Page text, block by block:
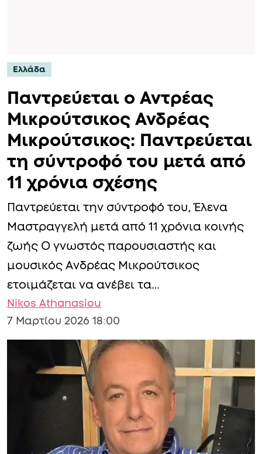
Ελλάδα
Παντρεύεται ο Αντρέας
Μικρούτσικος Ανδρέας
Μικρούτσικος: Παντρεύεται
τη σύντροφό του μετά από
11 χρόνια σχέσης
Παντρεύεται την σύντροφό του, Έλενα
Μαστραγγελή μετά από 11 χρόνια κοινής
ζωής Ο γνωστός παρουσιαστής και
μουσικός Ανδρέας Μικρούτσικος
ετοιμάζεται να ανέβει τα…
Nikos Athanasiou
7 Μαρτίου 2026 18:00